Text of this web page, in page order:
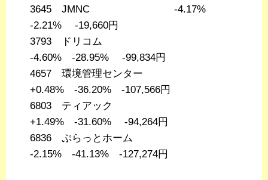
3645 JMNC -4.17%
-2.21% -19,660円
3793 ドリコム
-4.60% -28.95% -99,834円
4657 環境管理センター
+0.48% -36.20% -107,566円
6803 ティアック
+1.49% -31.60% -94,264円
6836 ぷらっとホーム
-2.15% -41.13% -127,274円